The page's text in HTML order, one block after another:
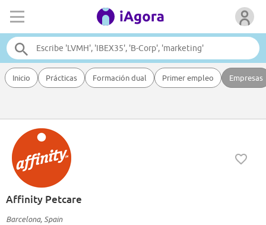
Inicio Prácticas Formación dual Primer empleo Empresas
Affinity Petcare
Barcelona, Spain